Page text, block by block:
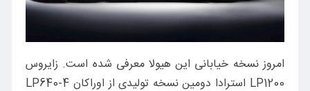
امروز نسخه خیابانی این هیولا معرفی شده است. زایروس
LP1200 استرادا دومین نسخه تولیدی از اوراکان LP640-4